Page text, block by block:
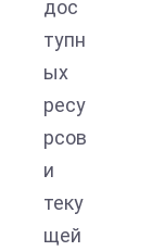
дос
тупн
ых
ресу
рсов
и
теку
щей